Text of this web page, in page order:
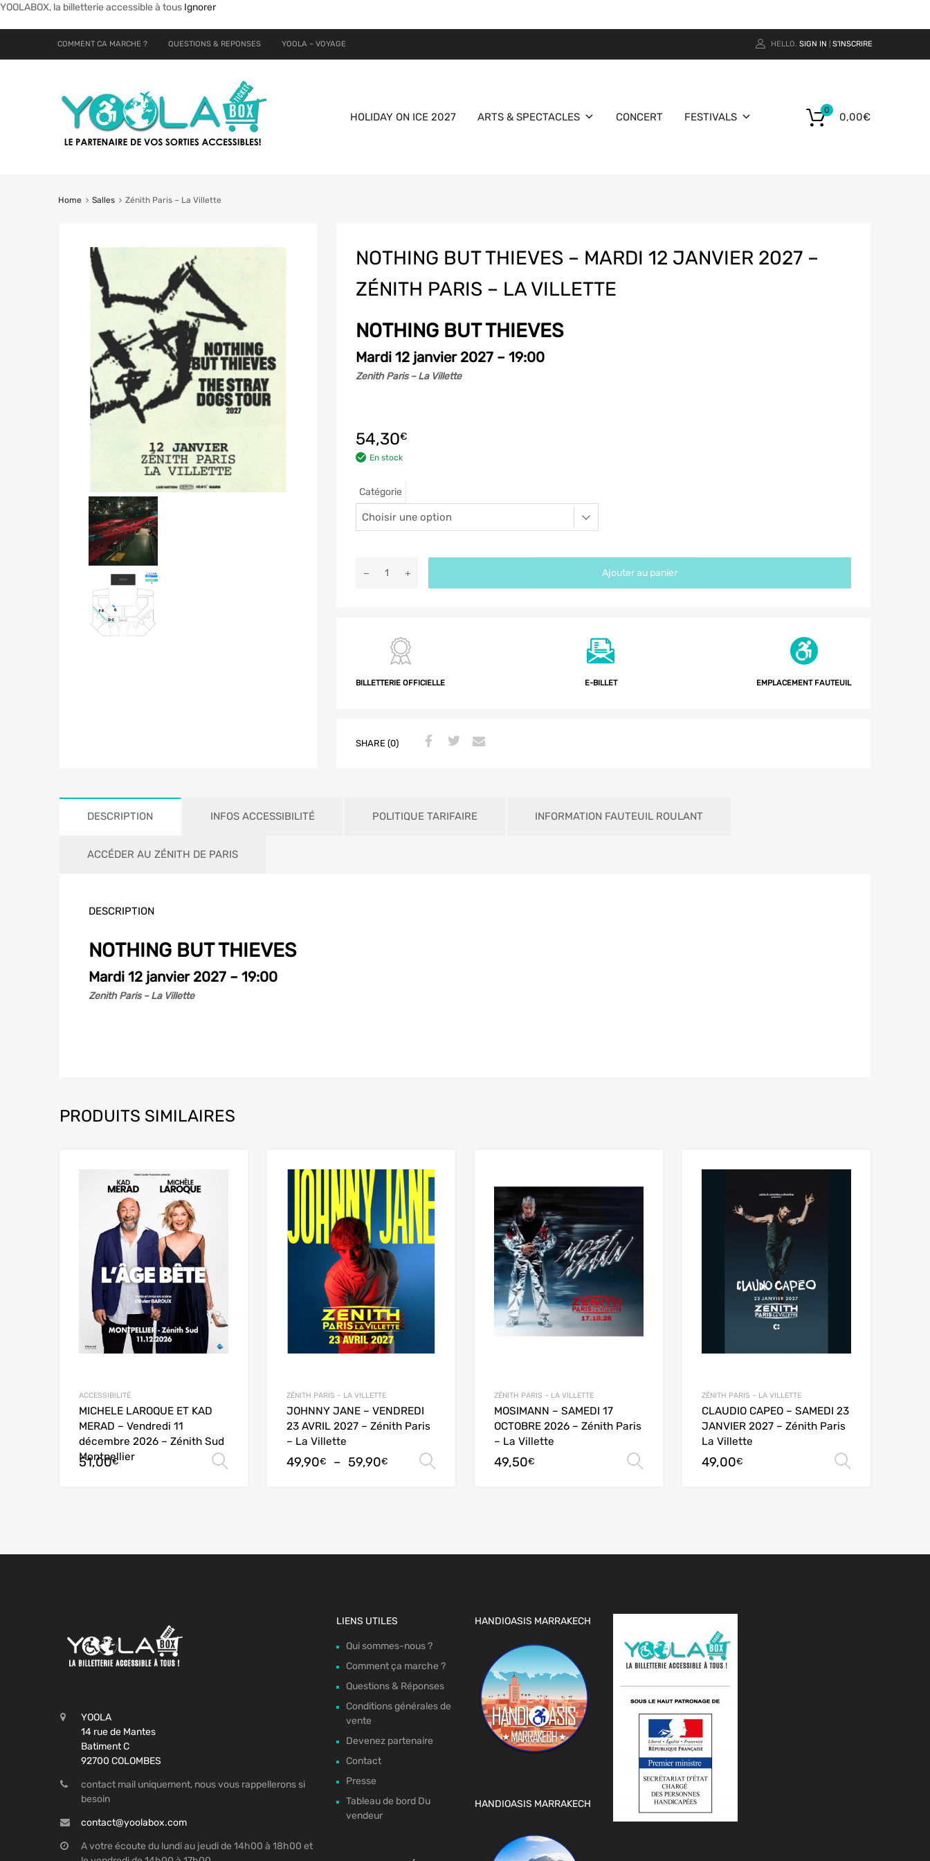
YOOLABOX, la billetterie accessible à tous Ignorer
COMMENT CA MARCHE ? QUESTIONS & REPONSES YOOLA – VOYAGE HELLO. SIGN IN S'INSCRIRE
0,00€
0
HOLIDAY ON ICE 2027 ARTS & SPECTACLES CONCERT FESTIVALS
Home Salles Zénith Paris – La Villette
NOTHING BUT THIEVES – MARDI 12 JANVIER 2027 –
ZÉNITH PARIS – LA VILLETTE
NOTHING BUT THIEVES
Mardi 12 janvier 2027 – 19:00
Zenith Paris – La Villette
54,30€
En stock
Catégorie
Ajouter au panier
BILLETTERIE OFFICIELLE E-BILLET EMPLACEMENT FAUTEUIL
SHARE (0)
DESCRIPTION INFOS ACCESSIBILITÉ POLITIQUE TARIFAIRE INFORMATION FAUTEUIL ROULANT
ACCÉDER AU ZÉNITH DE PARIS
DESCRIPTION
NOTHING BUT THIEVES
Mardi 12 janvier 2027 – 19:00
Zenith Paris – La Villette
PRODUITS SIMILAIRES
ACCESSIBILITÉ
MICHELE LAROQUE ET KAD
MERAD – Vendredi 11
décembre 2026 – Zénith Sud
Montpellier
51,00€ Choix des options
ZÉNITH PARIS – LA VILLETTE
JOHNNY JANE – VENDREDI
23 AVRIL 2027 – Zénith Paris
– La Villette
49,90€ – 59,90€ Choix des options
ZÉNITH PARIS – LA VILLETTE
MOSIMANN – SAMEDI 17
OCTOBRE 2026 – Zénith Paris
– La Villette
49,50€ Choix des options
ZÉNITH PARIS – LA VILLETTE
CLAUDIO CAPEO – SAMEDI 23
JANVIER 2027 – Zénith Paris
La Villette
49,00€
YOOLA
14 rue de Mantes
Batiment C
92700 COLOMBES
contact mail uniquement, nous vous rappellerons si
besoin
contact@yoolabox.com
A votre écoute du lundi au jeudi de 14h00 à 18h00 et
LIENS UTILES
Qui sommes-nous ?
Comment ça marche ?
Questions & Réponses
Conditions générales de
vente
Devenez partenaire
Contact
Presse
Tableau de bord Du
vendeur
HANDIOASIS MARRAKECH
HANDIOASIS MARRAKECH